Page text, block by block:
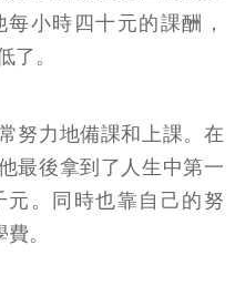
小時四十元的課酬，
了。
努力地備課和上課。在
最後拿到了人生中第一
。同時也靠自己的努
。